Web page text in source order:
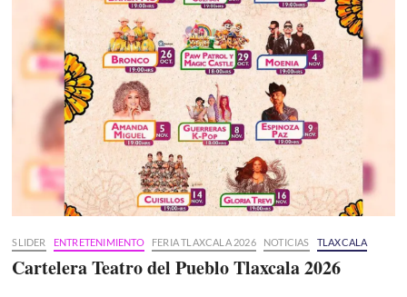
SLIDER ENTRETENIMIENTO FERIA TLAXCALA 2026 NOTICIAS TLAXCALA
Cartelera Teatro del Pueblo Tlaxcala 2026